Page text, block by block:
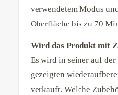
verwendetem Modus
Oberfläche bis zu 70
Wird das Produkt mit
Es wird in seiner auf der
gezeigten
verkauft. Welche